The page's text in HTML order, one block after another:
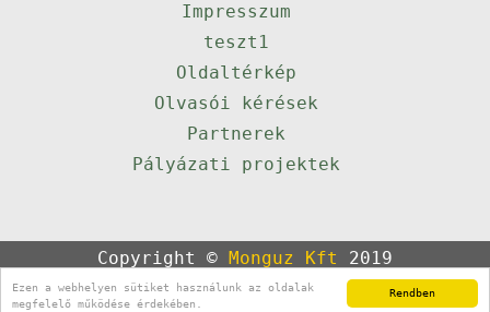
Rendben
Ezen a webhelyen sütiket használunk az oldalak
megfelelő működése érdekében.
Impresszum
teszt1
Oldaltérkép
Olvasói kérések
Partnerek
Pályázati projektek
Copyright © Monguz Kft
2019
Powered byQulto